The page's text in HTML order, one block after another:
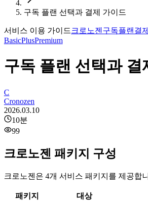
구독 플랜 선택과 결제 가이드
서비스 이용 가이드 크로노젠 구독플랜 결제
BasicPlusPremium
구독 플랜 선택과 결
C
Cronozen
2026.03.10
10분
99
크로노젠 패키지 구성
크로노젠은 4개 서비스 패키지를 제공합
패키지 대상